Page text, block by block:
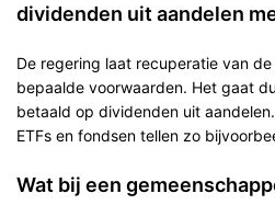
dividenden uit aandelen
De regering laat recuperatie van
bepaalde voorwaarden. Het gaat
betaald op dividenden uit
ETFs en fondsen tellen zo
Wat bij een